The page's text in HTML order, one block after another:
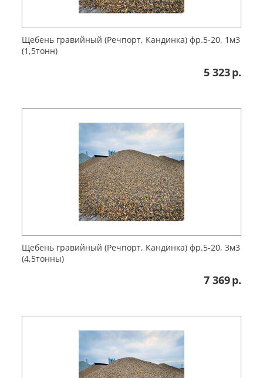
Щебень гравийный (Речпорт, Кандинка) фр.5-20, 1м3
(1,5тонн)
5 323р.
Щебень гравийный (Речпорт, Кандинка) фр.5-20, 3м3
(4,5тонны)
7 369р.